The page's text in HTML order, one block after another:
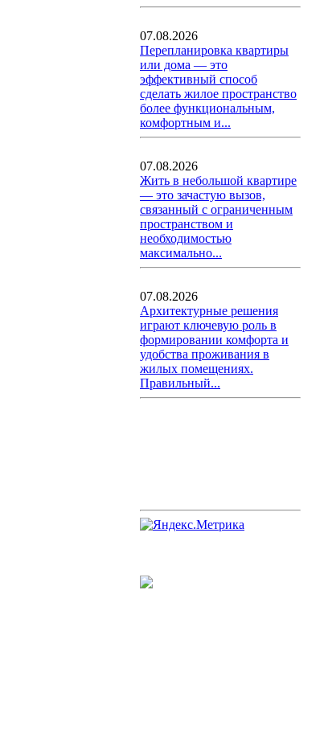
07.08.2026
Перепланировка квартиры
или дома — это
эффективный способ
сделать жилое пространство
более функциональным,
комфортным и...
07.08.2026
Жить в небольшой квартире
— это зачастую вызов,
связанный с ограниченным
пространством и
необходимостью
максимально...
07.08.2026
Архитектурные решения
играют ключевую роль в
формировании комфорта и
удобства проживания в
жилых помещениях.
Правильный...